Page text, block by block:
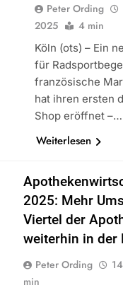
Peter Ording
2025
4 min
Köln (ots) – Ein
für
französische
hat ihren ersten
Shop eröffnet –…
Weiterlesen
2025: Mehr
Viertel der
weiterhin in der
Peter Ording
min